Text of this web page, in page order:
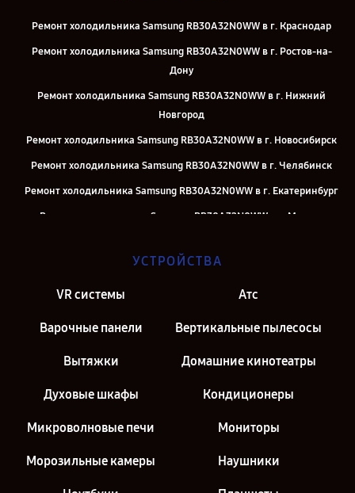
Ремонт холодильника Samsung RB30A32N0WW в г. Краснодар
Ремонт холодильника Samsung RB30A32N0WW в г. Ростов-на-
Дону
Ремонт холодильника Samsung RB30A32N0WW в г. Нижний
Новгород
Ремонт холодильника Samsung RB30A32N0WW в г. Новосибирск
Ремонт холодильника Samsung RB30A32N0WW в г. Челябинск
Ремонт холодильника Samsung RB30A32N0WW в г. Екатеринбург
Ремонт холодильника Samsung RB30A32N0WW в г. Москва
Петербург
УСТРОЙСТВА
VR системы Атс
Варочные панели Вертикальные пылесосы
Вытяжки Домашние кинотеатры
Духовые шкафы Кондиционеры
Микроволновые печи Мониторы
Морозильные камеры Наушники